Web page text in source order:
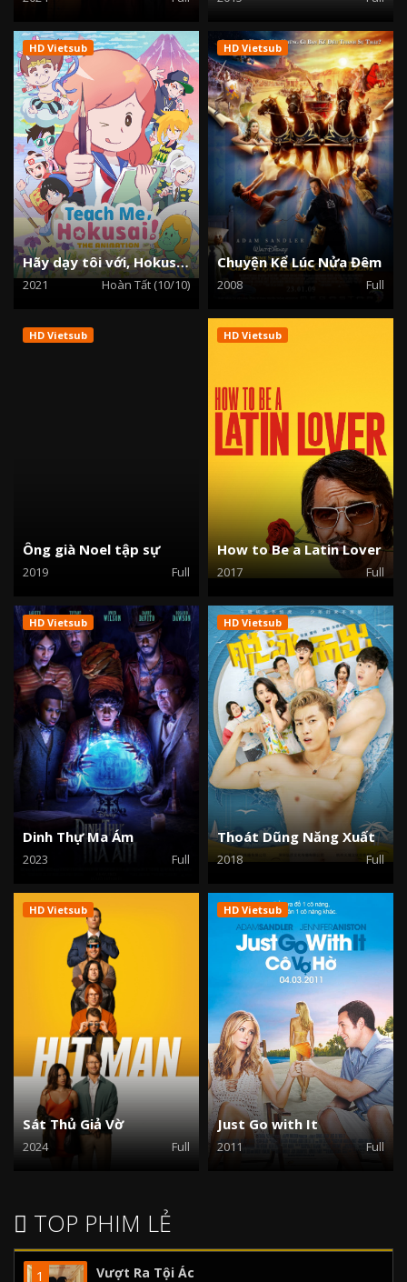
Hãy dạy tôi với, Hokusai !
2021 Hoàn Tất (10/10)
HD Vietsub
Chuyện Kể Lúc Nửa Đêm
2008 Full
HD Vietsub
Ông già Noel tập sự
2019 Full
HD Vietsub
How to Be a Latin Lover
2017 Full
HD Vietsub
Dinh Thự Ma Ám
2023 Full
HD Vietsub
Thoát Dũng Năng Xuất
2018 Full
HD Vietsub
Sát Thủ Giả Vờ
2024 Full
HD Vietsub
Just Go with It
2011 Full
HD Vietsub
TOP PHIM LẺ
Vượt Ra Tội Ác